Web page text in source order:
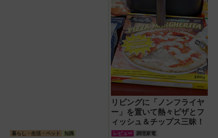
暮らし・生活・ペット 知識
リビングに「ノンフライヤ
ー」を置いて熱々ピザとフ
ィッシュ＆チップス三昧！
レビュー 調理家電